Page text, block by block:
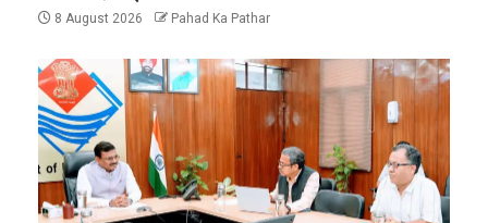
8 August 2026 Pahad Ka Pathar